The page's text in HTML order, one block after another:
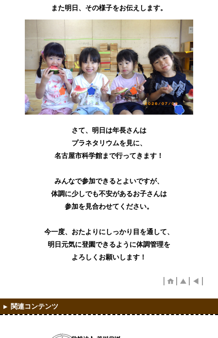
また明日、その様子をお伝えします。
さて、明日は年長さんは
プラネタリウムを見に、
名古屋市科学館まで行ってきます！
みんなで参加できるとよいですが、
体調に少しでも不安があるお子さんは
参加を見合わせてください。
今一度、おたよりにしっかり目を通して、
明日元気に登園できるように体調管理を
よろしくお願いします！